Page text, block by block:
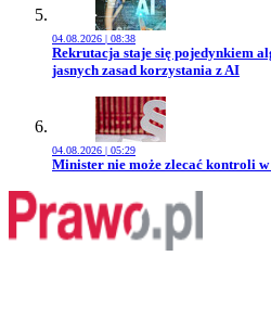
04.08.2026 | 08:38
Przejdź do artykułu:
Rekrutacja staje się pojedynkiem
jasnych zasad korzystania z AI
04.08.2026 | 05:29
Przejdź do artykułu:
Minister nie może zlecać kontroli